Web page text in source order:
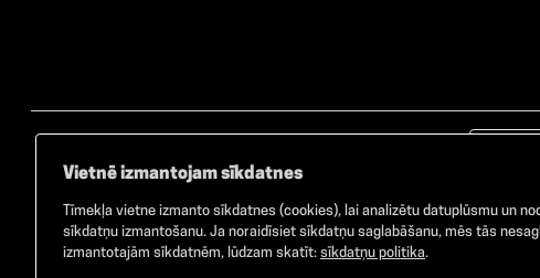
Vietnē izmantojam sīkdatnes
Tīmekļa vietne izmanto sīkdatnes (cookies), lai analizētu datuplūsmu un
sīkdatņu izmantošanu. Ja noraidīsiet sīkdatņu saglabāšanu, mēs tās
izmantotajām sīkdatnēm, lūdzam skatīt: sīkdatņu politika.